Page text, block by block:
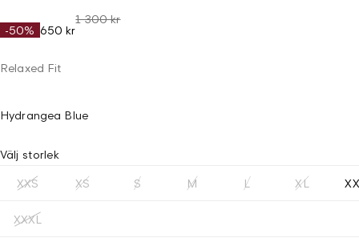
-50% 650 kr
1 300 kr
Relaxed Fit
Hydrangea Blue
Välj storlek
XXS XS S M L XL
XXXL